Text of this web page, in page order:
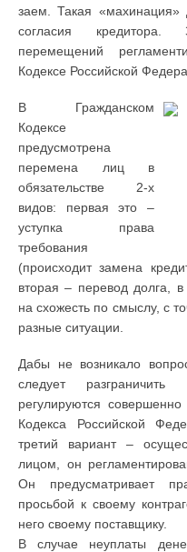
заем. Такая «махинация»
согласия кредитора.
перемещений
Кодексе Российской
В Гражданском
Кодексе
предусмотрена
перемена лиц в
обязательстве 2-х
видов: первая это –
уступка права
требования
(происходит замена
вторая – перевод долга,
на схожесть по смыслу, с
разные ситуации.
Дабы не возникало
следует
регулируются
Кодекса Российской
третий вариант –
лицом, он
Он предусматривает
просьбой к своему
него своему поставщику.
В случае неуплаты